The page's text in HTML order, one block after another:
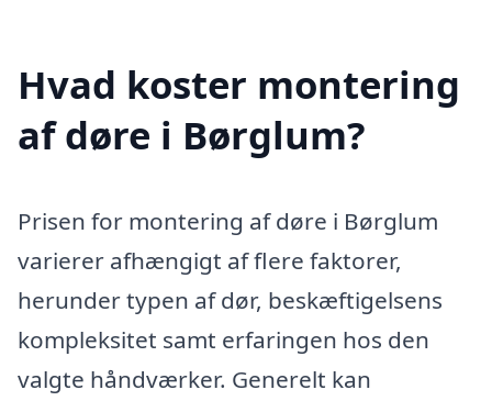
Hvad koster montering
af døre i Børglum?
Prisen for montering af døre i Børglum
varierer afhængigt af flere faktorer,
herunder typen af dør, beskæftigelsens
kompleksitet samt erfaringen hos den
valgte håndværker. Generelt kan